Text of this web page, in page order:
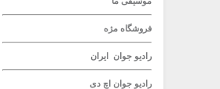
فروشگاه مژه
رادیو جوان ایران
رادیو جوان اچ دی